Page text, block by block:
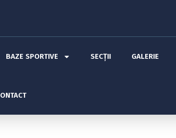
BAZE SPORTIVE SECȚII GALERIE